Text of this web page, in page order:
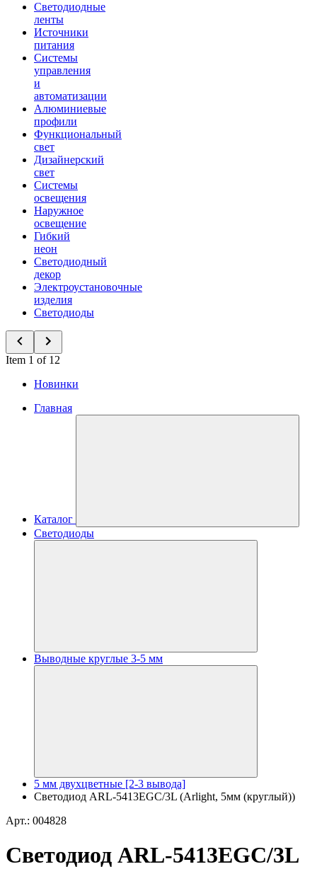
Светодиодные
ленты
Источники
питания
Системы
управления
и
автоматизации
Алюминиевые
профили
Функциональный
свет
Дизайнерский
свет
Системы
освещения
Наружное
освещение
Гибкий
неон
Светодиодный
декор
Электроустановочные
изделия
Светодиоды
Item 1 of 12
Новинки
Главная
Каталог
Светодиоды
Выводные круглые 3-5 мм
5 мм двухцветные [2-3 вывода]
Светодиод ARL-5413EGC/3L (Arlight, 5мм (круглый))
Арт.: 004828
Светодиод ARL-5413EGC/3L